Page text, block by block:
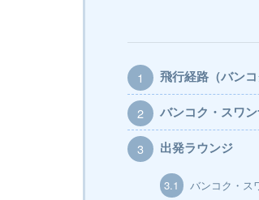
1 飛行経路（バン
2 バンコク・スワ
3 出発ラウンジ
3.1 バンコク・ス